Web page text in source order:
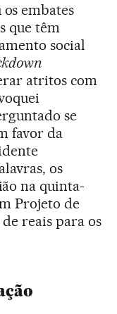
embates
que têm
social
atritos com
se
favor da
os
na quinta-
Projeto de
reais para os